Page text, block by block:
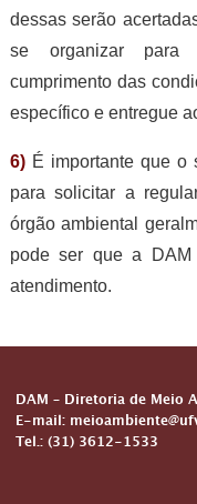
dessas serão
se organizar para
cumprimento das
específico e entregue
6) É importante que o
para solicitar a
órgão ambiental
pode ser que a
atendimento.
DAM – Diretoria de Meio
E-mail:
Tel.: (31) 3612-1533